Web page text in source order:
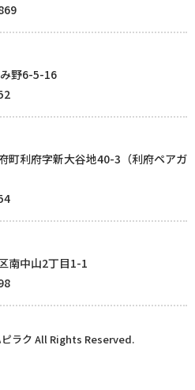
野6-5-16
利府字新大谷地40-3（利府ペアガ
南中山2丁目1-1
ラク All Rights Reserved.